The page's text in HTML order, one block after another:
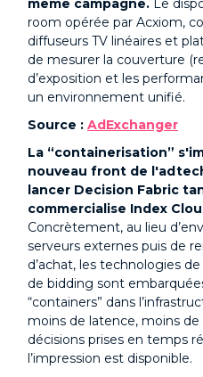
même campagne. Le
room opérée par Acxiom,
diffuseurs TV linéaires et
de mesurer la couverture
d’exposition et les
un environnement unifié.
Source : AdExchanger
La “containerisation”
nouveau front de
lancer Decision Fabric
commercialise Index
Concrètement, au lieu
serveurs externes puis de
d’achat, les technologies
de bidding sont
“containers” dans
moins de latence, moins
décisions prises en temps
l’impression est disponible.